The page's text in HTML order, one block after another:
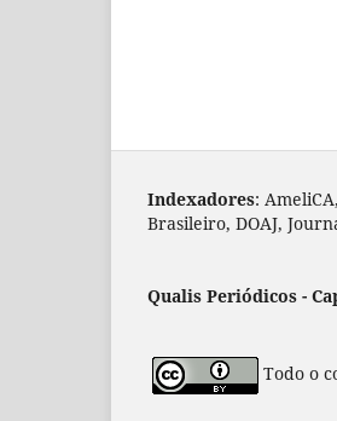
Indexadores:
Brasileiro, DOAJ,
Qualis Periódicos -
Todo o